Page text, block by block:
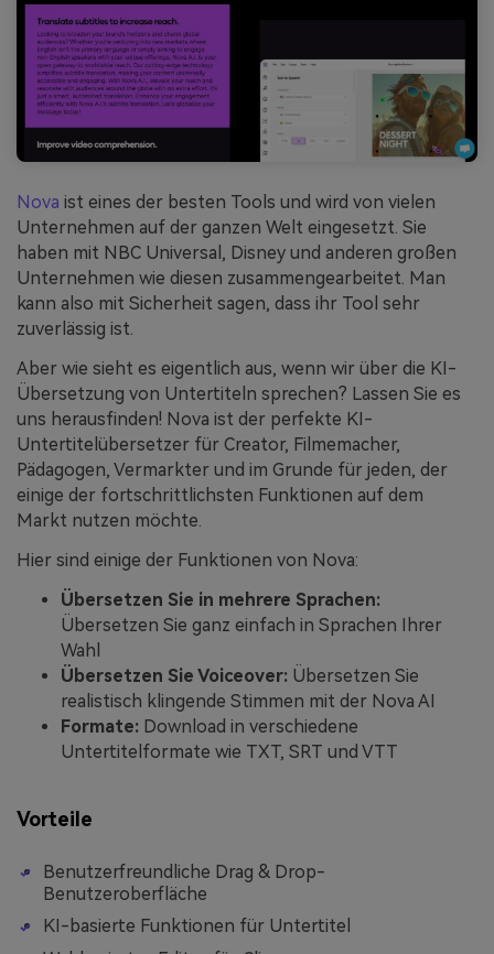
Nova ist eines der besten Tools und wird von vielen
Unternehmen auf der ganzen Welt eingesetzt. Sie
haben mit NBC Universal, Disney und anderen großen
Unternehmen wie diesen zusammengearbeitet. Man
kann also mit Sicherheit sagen, dass ihr Tool sehr
zuverlässig ist.
Aber wie sieht es eigentlich aus, wenn wir über die KI-
Übersetzung von Untertiteln sprechen? Lassen Sie es
uns herausfinden! Nova ist der perfekte KI-
Untertitelübersetzer für Creator, Filmemacher,
Pädagogen, Vermarkter und im Grunde für jeden, der
einige der fortschrittlichsten Funktionen auf dem
Markt nutzen möchte.
Hier sind einige der Funktionen von Nova:
Übersetzen Sie in mehrere Sprachen:
Übersetzen Sie ganz einfach in Sprachen Ihrer
Wahl
Übersetzen Sie Voiceover: Übersetzen Sie
realistisch klingende Stimmen mit der Nova AI
Formate: Download in verschiedene
Untertitelformate wie TXT, SRT und VTT
Vorteile
Benutzerfreundliche Drag & Drop-
Benutzeroberfläche
KI-basierte Funktionen für Untertitel